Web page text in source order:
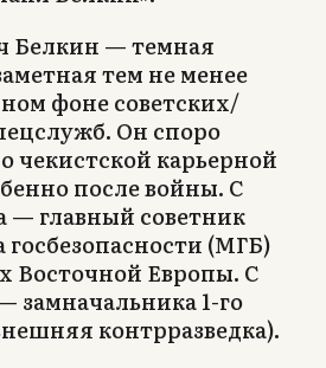
Белкин — темная
тем не менее
фоне советских/
Он споро
чекистской карьерной
после войны. С
— главный советник
(МГБ)
Восточной Европы. С
замначальника 1-го
контрразведка).